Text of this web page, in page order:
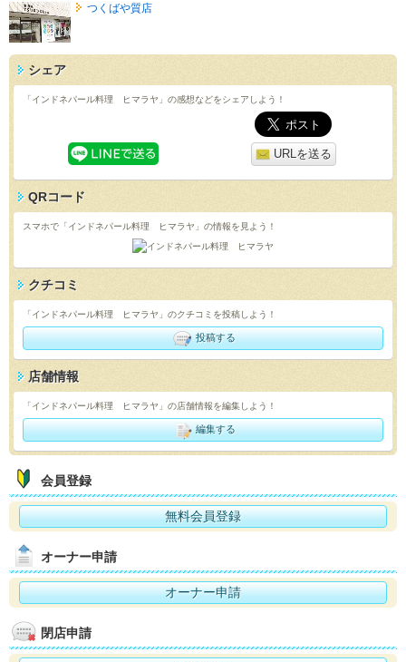
つくばや質店
シェア
「インドネパール料理 ヒマラヤ」の感想などをシェアしよう！
URLを送る
QRコード
スマホで「インドネパール料理 ヒマラヤ」の情報を見よう！
クチコミ
「インドネパール料理 ヒマラヤ」のクチコミを投稿しよう！
投稿する
店舗情報
「インドネパール料理 ヒマラヤ」の店舗情報を編集しよう！
編集する
会員登録
無料会員登録
オーナー申請
オーナー申請
閉店申請